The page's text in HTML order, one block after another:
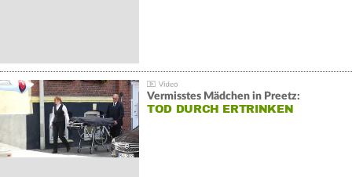
Vermisstes Mädchen in Preetz:
TOD DURCH ERTRINKEN